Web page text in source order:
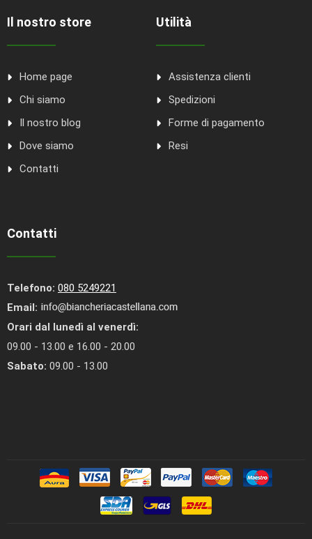
Il nostro store
Home page
Chi siamo
Il nostro blog
Dove siamo
Contatti
Utilità
Assistenza clienti
Spedizioni
Forme di pagamento
Resi
Contatti
Telefono: 080 5249221
Email:
Orari dal lunedì al venerdì:
09.00 - 13.00 e 16.00 - 20.00
Sabato: 09.00 - 13.00